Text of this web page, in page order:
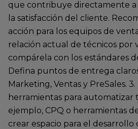
que contribuye directamente a
la satisfacción del cliente.
acción para los equipos de
relación actual de técnicos por
compárela con los estándares
Defina puntos de entrega
Marketing, Ventas y PreSales.
herramientas para automatizar
ejemplo, CPQ o herramientas
crear espacio para el desarrollo